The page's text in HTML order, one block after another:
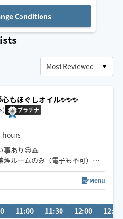
Conditions
もほぐしオイル✨️✨️✨️
プラチナ
hours
事あり😌🙏
煙ルームのみ（電子も不可）施
ろ喜びます😍笑
きです✨
Menu
11:00 11:30 12:00 12:30